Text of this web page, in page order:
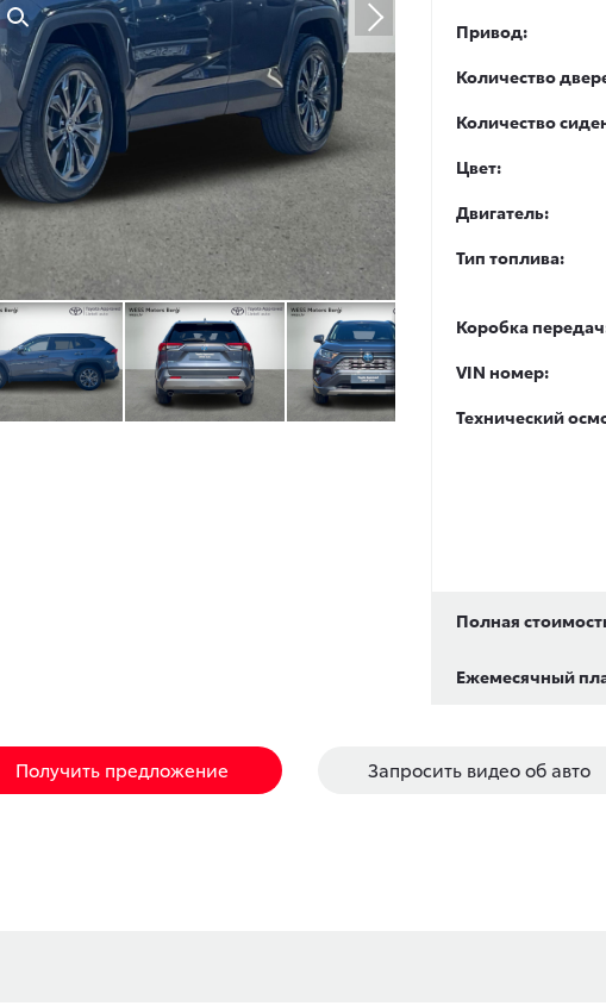
Привод:
Количество
Количество
Цвет:
Двигатель:
Тип топлива:
Коробка
VIN номер:
Технический
Полная
Ежемесячный
Получить предложение Запросить видео об авто